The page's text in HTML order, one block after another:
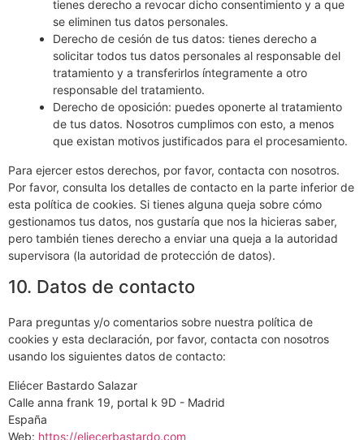
tienes derecho a revocar dicho consentimiento y a que
se eliminen tus datos personales.
Derecho de cesión de tus datos: tienes derecho a
solicitar todos tus datos personales al responsable del
tratamiento y a transferirlos íntegramente a otro
responsable del tratamiento.
Derecho de oposición: puedes oponerte al tratamiento
de tus datos. Nosotros cumplimos con esto, a menos
que existan motivos justificados para el procesamiento.
Para ejercer estos derechos, por favor, contacta con nosotros.
Por favor, consulta los detalles de contacto en la parte inferior de
esta política de cookies. Si tienes alguna queja sobre cómo
gestionamos tus datos, nos gustaría que nos la hicieras saber,
pero también tienes derecho a enviar una queja a la autoridad
supervisora (la autoridad de protección de datos).
10. Datos de contacto
Para preguntas y/o comentarios sobre nuestra política de
cookies y esta declaración, por favor, contacta con nosotros
usando los siguientes datos de contacto:
Eliécer Bastardo Salazar
Calle anna frank 19, portal k 9D - Madrid
España
Web: https://eliecerbastardo.com